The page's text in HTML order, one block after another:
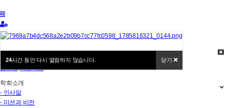
24시간 동안 다시 열람하지 않습니다. 닫기
마이페이지회원가입
로그인회원가입
학회소개
- 인사말
- 미션과 비전